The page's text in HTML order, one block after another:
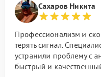
Сахаров Никита
Профессионализм и
терять сигнал.
устранили проблему с
быстрый и